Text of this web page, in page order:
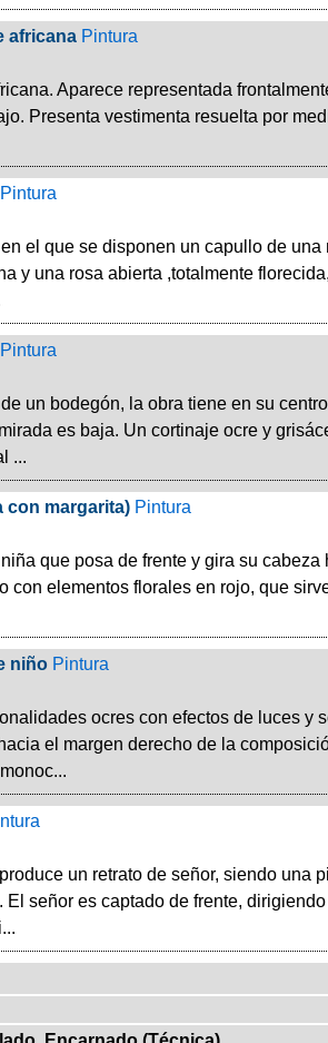
africana Pintura
Aparece representada
Presenta vestimenta resuelta por
Pintura
el que se disponen un capullo de
y una rosa abierta ,totalmente
Pintura
un bodegón, la obra tiene en su
es baja. Un cortinaje ocre y
...
con margarita) Pintura
que posa de frente y gira su
con elementos florales en rojo, que
niño Pintura
ocres con efectos de luces y
el margen derecho de la
un retrato de señor, siendo una
señor es captado de frente,